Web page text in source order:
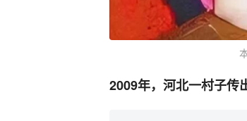
2009年，河北一村子传